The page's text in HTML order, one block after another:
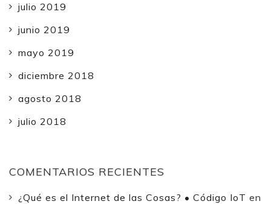
julio 2019
junio 2019
mayo 2019
diciembre 2018
agosto 2018
julio 2018
COMENTARIOS RECIENTES
¿Qué es el Internet de las Cosas? • Código IoT en